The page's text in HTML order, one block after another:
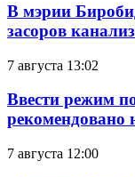
В мэрии
засоров
7 августа 13:02
Ввести режим
рекомендовано
7 августа 12:00